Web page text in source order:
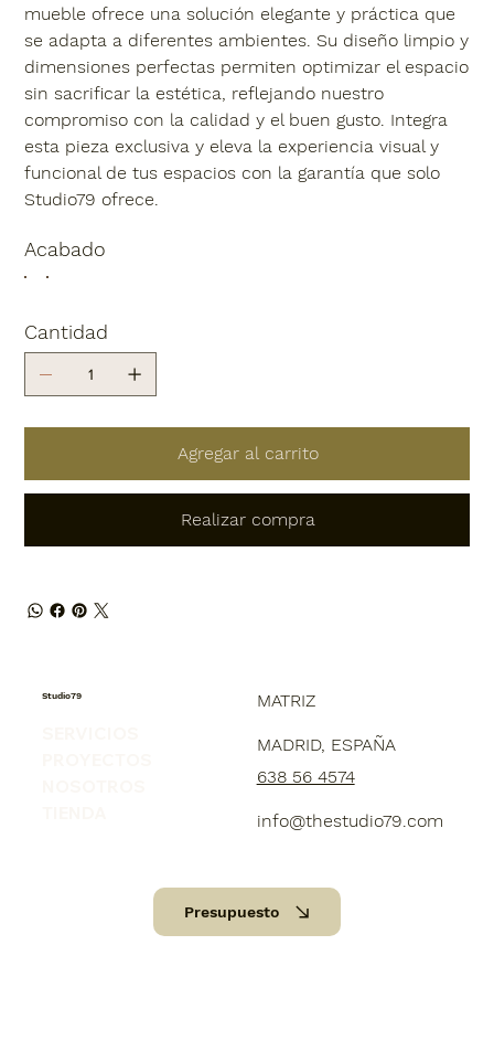
mueble ofrece una solución elegante y práctica que
se adapta a diferentes ambientes. Su diseño limpio y
dimensiones perfectas permiten optimizar el espacio
sin sacrificar la estética, reflejando nuestro
compromiso con la calidad y el buen gusto. Integra
esta pieza exclusiva y eleva la experiencia visual y
funcional de tus espacios con la garantía que solo
Studio79 ofrece.
Acabado
Cantidad
Agregar al carrito
Realizar compra
Studio79 MATRIZ
MADRID, ESPAÑA
638 56 4574
info@thestudio79.com
Presupuesto